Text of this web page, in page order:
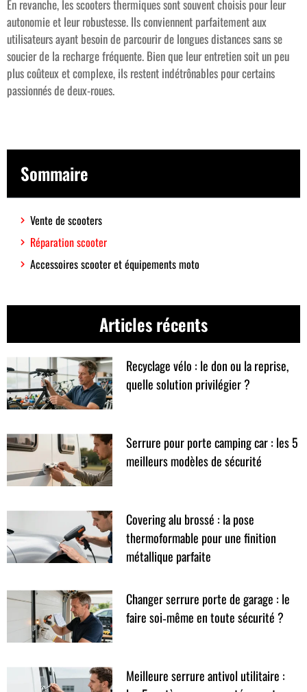
En revanche, les scooters thermiques sont souvent choisis pour leur
autonomie et leur robustesse. Ils conviennent parfaitement aux
utilisateurs ayant besoin de parcourir de longues distances sans se
soucier de la recharge fréquente. Bien que leur entretien soit un peu
plus coûteux et complexe, ils restent indétrônables pour certains
passionnés de deux-roues.
Sommaire
Vente de scooters
Réparation scooter
Accessoires scooter et équipements moto
Articles récents
Recyclage vélo : le don ou la reprise,
quelle solution privilégier ?
Serrure pour porte camping car : les 5
meilleurs modèles de sécurité
Covering alu brossé : la pose
thermoformable pour une finition
métallique parfaite
Changer serrure porte de garage : le
faire soi‑même en toute sécurité ?
Meilleure serrure antivol utilitaire :